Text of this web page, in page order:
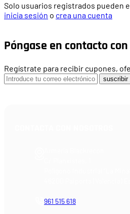
Solo usuarios registrados pueden
inicia sesión o crea una cuenta
Póngase en contacto
Regístrate para recibir cupones,
suscribir
961 515 618